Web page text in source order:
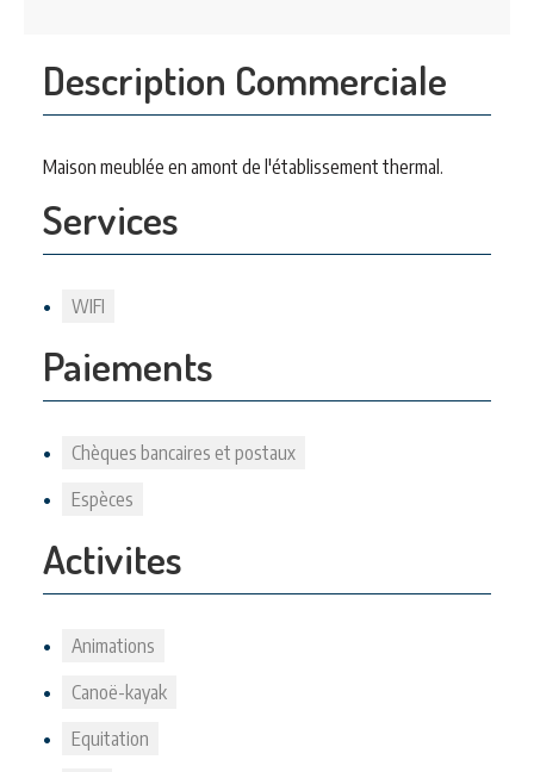
Description Commerciale
Maison meublée en amont de l'établissement thermal.
Services
WIFI
Paiements
Chèques bancaires et postaux
Espèces
Activites
Animations
Canoë-kayak
Equitation